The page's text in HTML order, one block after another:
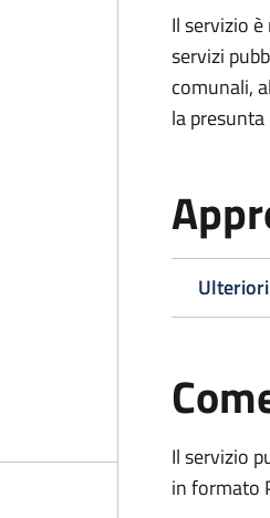
Il servizio
servizi
comunali,
la
Il servizio
in formato